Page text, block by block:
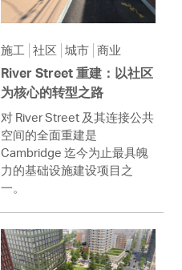
施工 社区 城市 商业
River Street 重建：以社区
为核心的转型之路
对 River Street 及其连接公共
空间的全面重建是
Cambridge 迄今为止最具魄
力的基础设施建设项目之
一。